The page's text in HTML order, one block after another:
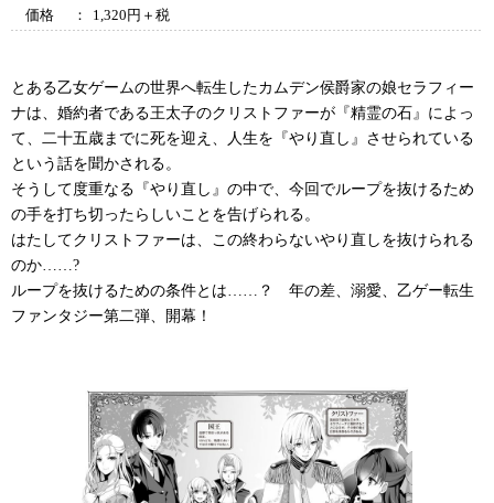
価格
： 1,320円＋税
とある乙女ゲームの世界へ転生したカムデン侯爵家の娘セラフィー
ナは、婚約者である王太子のクリストファーが『精霊の石』によっ
て、二十五歳までに死を迎え、人生を『やり直し』させられている
という話を聞かされる。
そうして度重なる『やり直し』の中で、今回でループを抜けるため
の手を打ち切ったらしいことを告げられる。
はたしてクリストファーは、この終わらないやり直しを抜けられる
のか……?
ループを抜けるための条件とは……？ 年の差、溺愛、乙ゲー転生
ファンタジー第二弾、開幕！